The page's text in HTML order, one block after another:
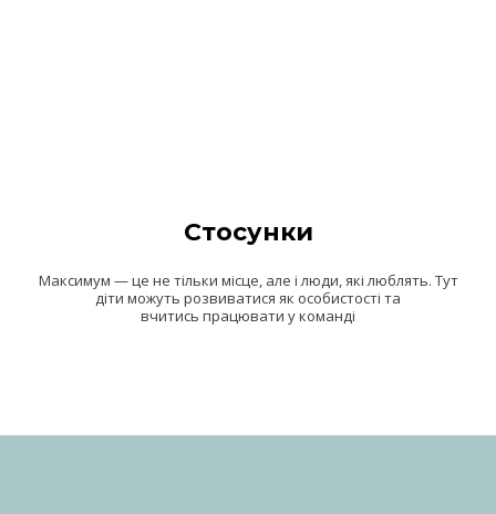
Стосунки
Максимум — це не тільки місце, але і люди, які люблять. Тут
діти можуть розвиватися як особистості та
вчитись працювати у команді